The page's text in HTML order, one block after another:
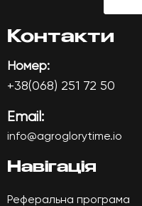
Контакти
Номер:
+38(068) 251 72 50
Email:
info@agroglorytime.io
Навігація
Реферальна програма
ПРО НАС
ТОКЕН AGTI
РЕФЕРАЛЬНА
МЕДІА